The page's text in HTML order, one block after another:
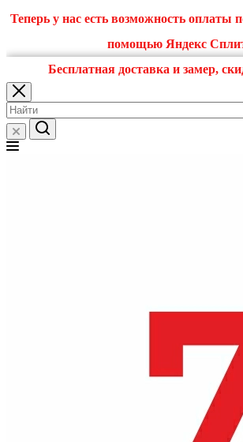
Теперь у нас есть возможность оплаты
помощью Яндекс
Бесплатная доставка и замер,